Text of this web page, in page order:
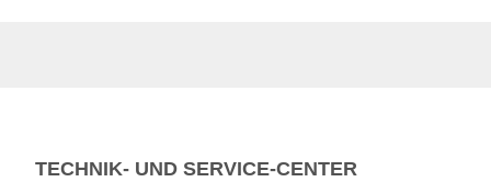
TECHNIK- UND SERVICE-CENTER